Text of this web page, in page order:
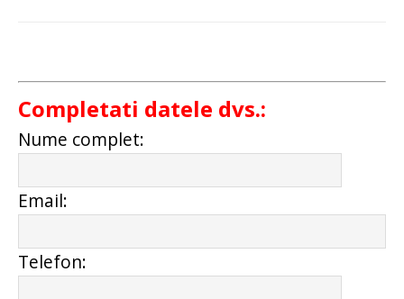
Completati datele dvs.:
Nume complet:
Email:
Telefon: